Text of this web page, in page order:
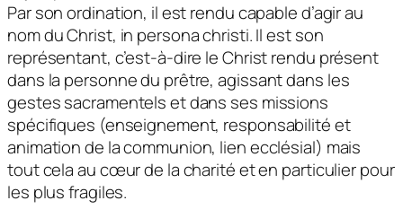
Par son ordination, il est rendu capable d’agir au
nom du Christ, in persona christi. Il est son
représentant, c’est-à-dire le Christ rendu présent
dans la personne du prêtre, agissant dans les
gestes sacramentels et dans ses missions
spécifiques (enseignement, responsabilité et
animation de la communion, lien ecclésial) mais
tout cela au cœur de la charité et en particulier pour
les plus fragiles.